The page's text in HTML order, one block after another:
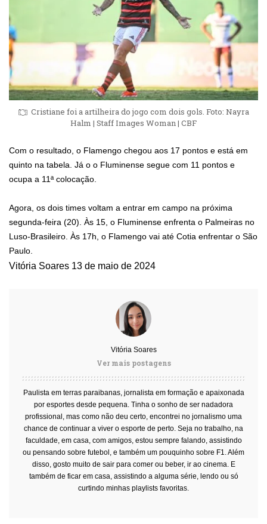
Cristiane foi a artilheira do jogo com dois gols. Foto: Nayra
Halm | Staff Images Woman | CBF
Com o resultado, o Flamengo chegou aos 17 pontos e está em
quinto na tabela. Já o o Fluminense segue com 11 pontos e
ocupa a 11ª colocação.
Agora, os dois times voltam a entrar em campo na próxima
segunda-feira (20). Às 15, o Fluminense enfrenta o Palmeiras no
Luso-Brasileiro. Às 17h, o Flamengo vai até Cotia enfrentar o São
Paulo.
Vitória Soares 13 de maio de 2024
Vitória Soares
Ver mais postagens
Paulista em terras paraibanas, jornalista em formação e apaixonada
por esportes desde pequena. Tinha o sonho de ser nadadora
profissional, mas como não deu certo, encontrei no jornalismo uma
chance de continuar a viver o esporte de perto. Seja no trabalho, na
faculdade, em casa, com amigos, estou sempre falando, assistindo
ou pensando sobre futebol, e também um pouquinho sobre F1. Além
disso, gosto muito de sair para comer ou beber, ir ao cinema. E
também de ficar em casa, assistindo a alguma série, lendo ou só
curtindo minhas playlists favoritas.